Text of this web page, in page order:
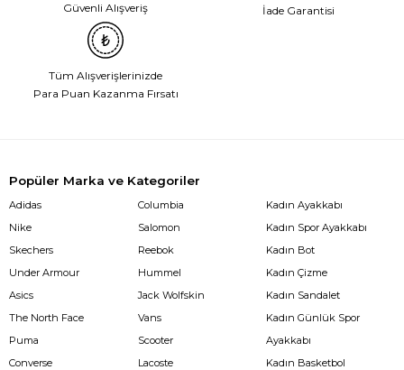
Güvenli Alışveriş
İade Garantisi
Tüm Alışverişlerinizde
Para Puan Kazanma Fırsatı
Popüler Marka ve Kategoriler
Adidas
Nike
Skechers
Under Armour
Asics
The North Face
Puma
Converse
Columbia
Salomon
Reebok
Hummel
Jack Wolfskin
Vans
Scooter
Lacoste
Kadın Ayakkabı
Kadın Spor Ayakkabı
Kadın Bot
Kadın Çizme
Kadın Sandalet
Kadın Günlük Spor
Ayakkabı
Kadın Basketbol